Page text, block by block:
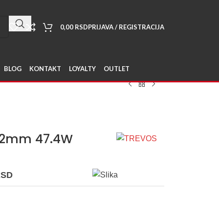
0,00 RSDPRIJAVA / REGISTRACIJA
BLOG KONTAKT LOYALTY OUTLET
47.4W